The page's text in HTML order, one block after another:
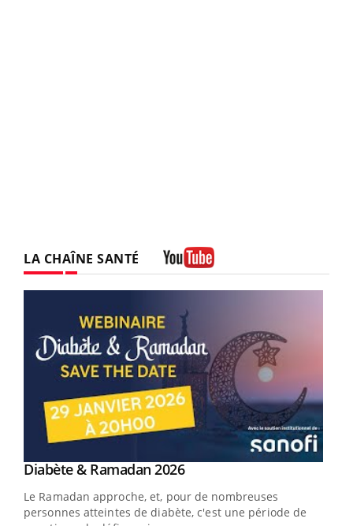
LA CHAÎNE SANTÉ
Youtube
Diabète & Ramadan 2026Youtube
Le Ramadan approche, et, pour de nombreuses
personnes atteintes de diabète, c'est une période de